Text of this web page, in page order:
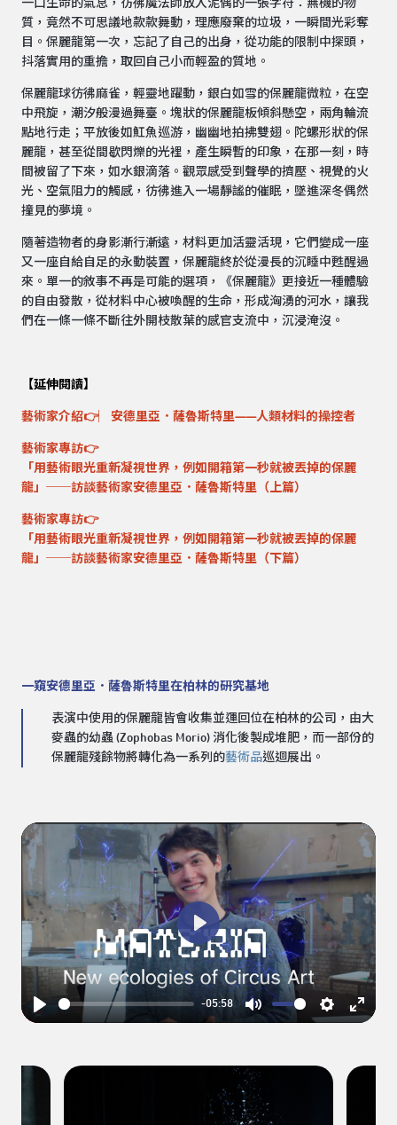
一口生命的氣息，彷彿魔法師放入泥偶的一張字符：無機的物
質，竟然不可思議地款款舞動，理應廢棄的垃圾，一瞬間光彩奪
目。保麗龍第一次，忘記了自己的出身，從功能的限制中探頭，
抖落實用的重擔，取回自己小而輕盈的質地。
保麗龍球彷彿麻雀，輕靈地躍動，銀白如雪的保麗龍微粒，在空
中飛旋，潮汐般漫過舞臺。塊狀的保麗龍板傾斜懸空，兩角輪流
點地行走；平放後如魟魚巡游，幽幽地拍拂雙翅。陀螺形狀的保
麗龍，甚至從間歇閃爍的光裡，產生瞬暫的印象，在那一刻，時
間被留了下來，如水銀滴落。觀眾感受到聲學的擠壓、視覺的火
光、空氣阻力的觸感，彷彿進入一場靜謐的催眠，墜進深冬偶然
撞見的夢境。
隨著造物者的身影漸行漸遠，材料更加活靈活現，它們變成一座
又一座自給自足的永動裝置，保麗龍終於從漫長的沉睡中甦醒過
來。單一的敘事不再是可能的選項，《保麗龍》更接近一種體驗
的自由發散，從材料中心被喚醒的生命，形成洶湧的河水，讓我
們在一條一條不斷往外開枝散葉的感官支流中，沉浸淹沒。
【延伸閱讀】
藝術家介紹👉︳ 安德里亞．薩魯斯特里——人類材料的操控者
藝術家專訪👉
「用藝術眼光重新凝視世界，例如開箱第一秒就被丟掉的保麗
龍」──訪談藝術家安德里亞．薩魯斯特里（上篇）
藝術家專訪👉
「用藝術眼光重新凝視世界，例如開箱第一秒就被丟掉的保麗
龍」──訪談藝術家安德里亞．薩魯斯特里（下篇）
一窺安德里亞．薩魯斯特里在柏林的研究基地
表演中使用的保麗龍皆會收集並運回位在柏林的公司，由大
麥蟲的幼蟲 (Zophobas Morio) 消化後製成堆肥，而一部份的
保麗龍殘餘物將轉化為一系列的藝術品巡迴展出。
Play
-05:58
Mute SettingsEnter
Play